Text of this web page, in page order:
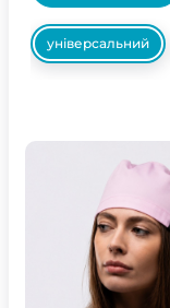
універсальний